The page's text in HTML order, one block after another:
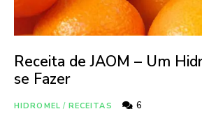
Receita de JAOM – Um
se Fazer
HIDROMEL / RECEITAS 6